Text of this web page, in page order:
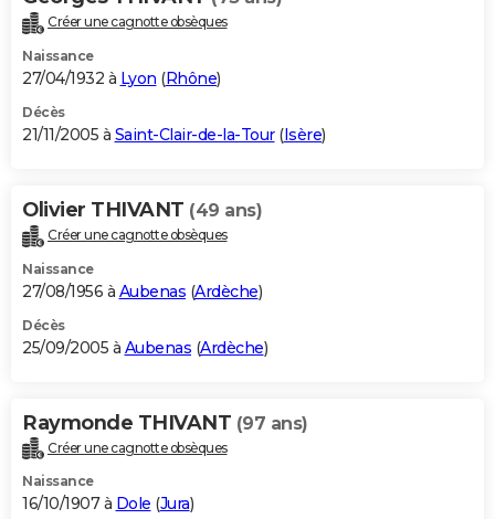
Créer une cagnotte obsèques
Naissance
27/04/1932 à Lyon (Rhône)
Décès
21/11/2005 à Saint-Clair-de-la-Tour(Isère)
Olivier THIVANT (49 ans)
Créer une cagnotte obsèques
Naissance
27/08/1956 à Aubenas (Ardèche)
Décès
25/09/2005 à Aubenas (Ardèche)
Raymonde THIVANT (97 ans)
Créer une cagnotte obsèques
Naissance
16/10/1907 à Dole (Jura)